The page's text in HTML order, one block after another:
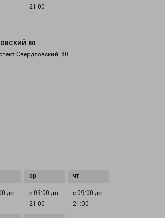
21:00
80
Свердловский, 80
до
с 09:00 до
21:00
с 09:00 до
21:00